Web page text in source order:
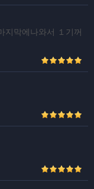
지막에나와서 １기꺼